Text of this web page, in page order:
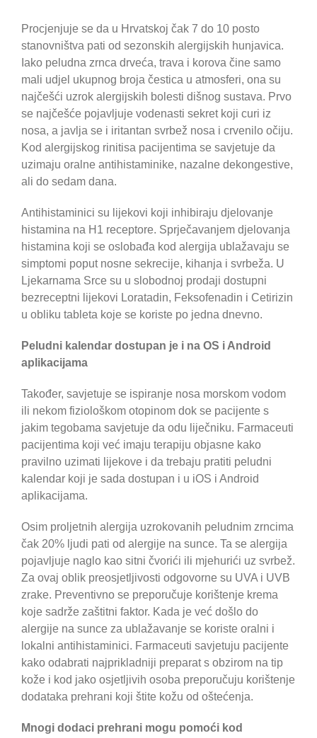
Procjenjuje se da u Hrvatskoj čak 7 do 10 posto
stanovništva pati od sezonskih alergijskih hunjavica.
Iako peludna zrnca drveća, trava i korova čine samo
mali udjel ukupnog broja čestica u atmosferi, ona su
najčešći uzrok alergijskih bolesti dišnog sustava. Prvo
se najčešće pojavljuje vodenasti sekret koji curi iz
nosa, a javlja se i iritantan svrbež nosa i crvenilo očiju.
Kod alergijskog rinitisa pacijentima se savjetuje da
uzimaju oralne antihistaminike, nazalne dekongestive,
ali do sedam dana.
Antihistaminici su lijekovi koji inhibiraju djelovanje
histamina na H1 receptore. Sprječavanjem djelovanja
histamina koji se oslobađa kod alergija ublažavaju se
simptomi poput nosne sekrecije, kihanja i svrbeža. U
Ljekarnama Srce su u slobodnoj prodaji dostupni
bezreceptni lijekovi Loratadin, Feksofenadin i Cetirizin
u obliku tableta koje se koriste po jedna dnevno.
Peludni kalendar dostupan je i na OS i Android
aplikacijama
Također, savjetuje se ispiranje nosa morskom vodom
ili nekom fiziološkom otopinom dok se pacijente s
jakim tegobama savjetuje da odu liječniku. Farmaceuti
pacijentima koji već imaju terapiju objasne kako
pravilno uzimati lijekove i da trebaju pratiti peludni
kalendar koji je sada dostupan i u iOS i Android
aplikacijama.
Osim proljetnih alergija uzrokovanih peludnim zrncima
čak 20% ljudi pati od alergije na sunce. Ta se alergija
pojavljuje naglo kao sitni čvorići ili mjehurići uz svrbež.
Za ovaj oblik preosjetljivosti odgovorne su UVA i UVB
zrake. Preventivno se preporučuje korištenje krema
koje sadrže zaštitni faktor. Kada je već došlo do
alergije na sunce za ublažavanje se koriste oralni i
lokalni antihistaminici. Farmaceuti savjetuju pacijente
kako odabrati najprikladniji preparat s obzirom na tip
kože i kod jako osjetljivih osoba preporučuju korištenje
dodataka prehrani koji štite kožu od oštećenja.
Mnogi dodaci prehrani mogu pomoći kod